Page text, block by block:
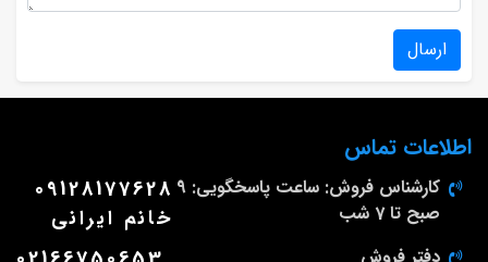
ارسال
اطلاعات تماس
کارشناس فروش: ساعت پاسخگویی: 9
صبح تا 7 شب
09128177628
خانم ایرانی